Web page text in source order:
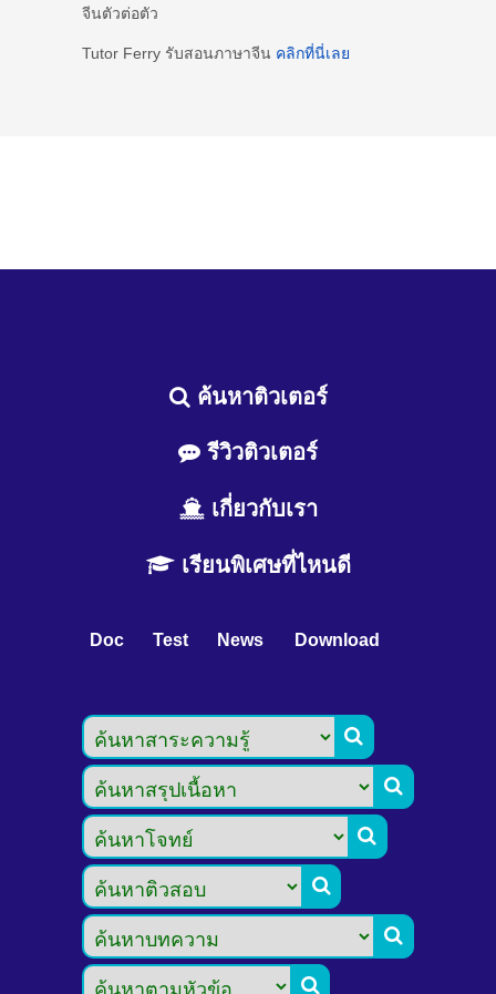
จีนตัวต่อตัว
Tutor Ferry รับสอนภาษาจีน คลิกที่นี่เลย
ค้นหาติวเตอร์
รีวิวติวเตอร์
เกี่ยวกับเรา
เรียนพิเศษที่ไหนดี
Doc Test News Download





